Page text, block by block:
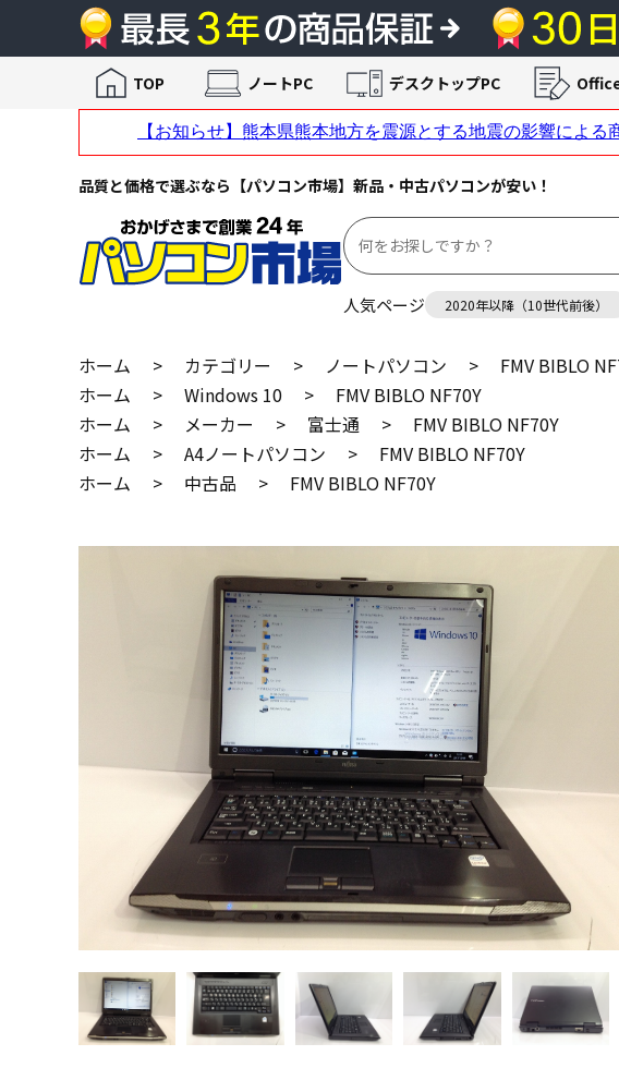
品質と価格で選ぶなら【パソコン市場】新品・中古パソコンが安い！
人気ページ 2020年以降（10世代前後）
TOP ノートPC デスクトップPC
ホーム > カテゴリー > ノートパソコン >
FMV BIBLO
ホーム
> Windows 10 >
FMV BIBLO NF70Y
ホーム
> メーカー > 富士通 >
FMV BIBLO NF70Y
ホーム
> A4ノートパソコン >
FMV BIBLO NF70Y
ホーム
> 中古品 > FMV BIBLO NF70Y